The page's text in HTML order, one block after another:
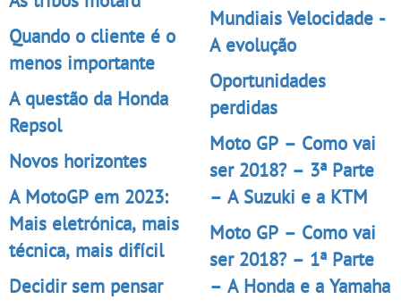
Quando o cliente é o
menos importante
A questão da Honda
Repsol
Novos horizontes
A MotoGP em 2023:
Mais eletrónica, mais
técnica, mais difícil
Decidir sem pensar
Mundiais Velocidade -
A evolução
Oportunidades
perdidas
Moto GP – Como vai
ser 2018? – 3ª Parte
– A Suzuki e a KTM
Moto GP – Como vai
ser 2018? – 1ª Parte
– A Honda e a Yamaha